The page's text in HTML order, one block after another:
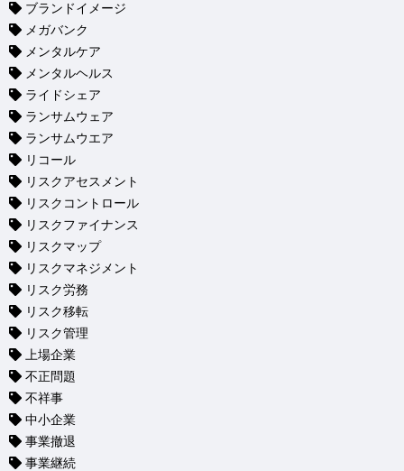
ブランドイメージ
メガバンク
メンタルケア
メンタルヘルス
ライドシェア
ランサムウェア
ランサムウエア
リコール
リスクアセスメント
リスクコントロール
リスクファイナンス
リスクマップ
リスクマネジメント
リスク労務
リスク移転
リスク管理
上場企業
不正問題
不祥事
中小企業
事業撤退
事業継続